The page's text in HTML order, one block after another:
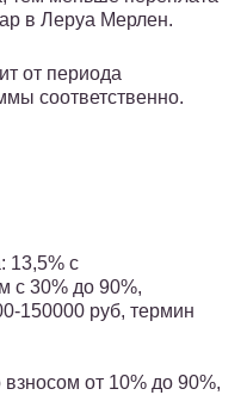
в Леруа Мерлен.
от периода
соответственно.
13,5% с
с 30% до 90%,
150000 руб, термин
от 10% до 90%,